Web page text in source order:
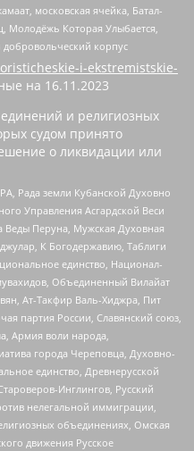
московская ячейка, Батал-
Молодёжь Которая Улыбается,
корпус
i-ekstremistskie-
на 16.11.2023
и религиозных
судом принято
о ликвидации или
Рада земли Кубанской Духовно
Управления Асгардской Веси
Перуна, Мужская Духовная
К Богодержавию, Таблиги
единство, Национал-
Объединенный Вилайат
Ат-Такфир Валь-Хиджра, Пит
партия России, Славянский союз,
Армия воли народа,
города Череповца, Духовно-
единство, Древнерусской
Инглингов, Русский
нелегальной иммиграции,
объединениях, Омская
движения Русское